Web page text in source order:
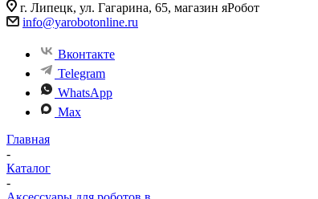
г. Липецк, ул. Гагарина, 65, магазин яРобот
info@yarobotonline.ru
Вконтакте
Telegram
WhatsApp
Max
Главная
-
Каталог
-